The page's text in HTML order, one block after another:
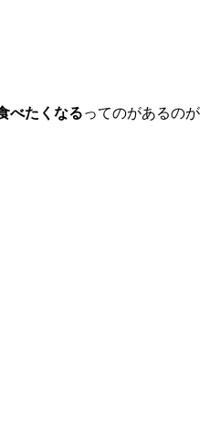
べたくなるってのがあるのが